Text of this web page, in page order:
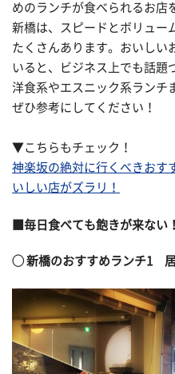
めのランチが食べられるお店
新橋は、スピードとボリュー
たくさんあります。おいしい
いると、ビジネス上でも話題
洋食系やエスニック系ランチ
ぜひ参考にしてください！
▼こちらもチェック！
神楽坂の絶対に行くべきおす
いしい店がズラリ！
■毎日食べても飽きが来ない
◯ 新橋のおすすめランチ1